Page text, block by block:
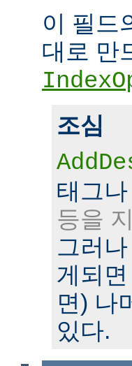
이 필드
대로 만
조심
태그
등을
그러
게되
면) 나
있다.